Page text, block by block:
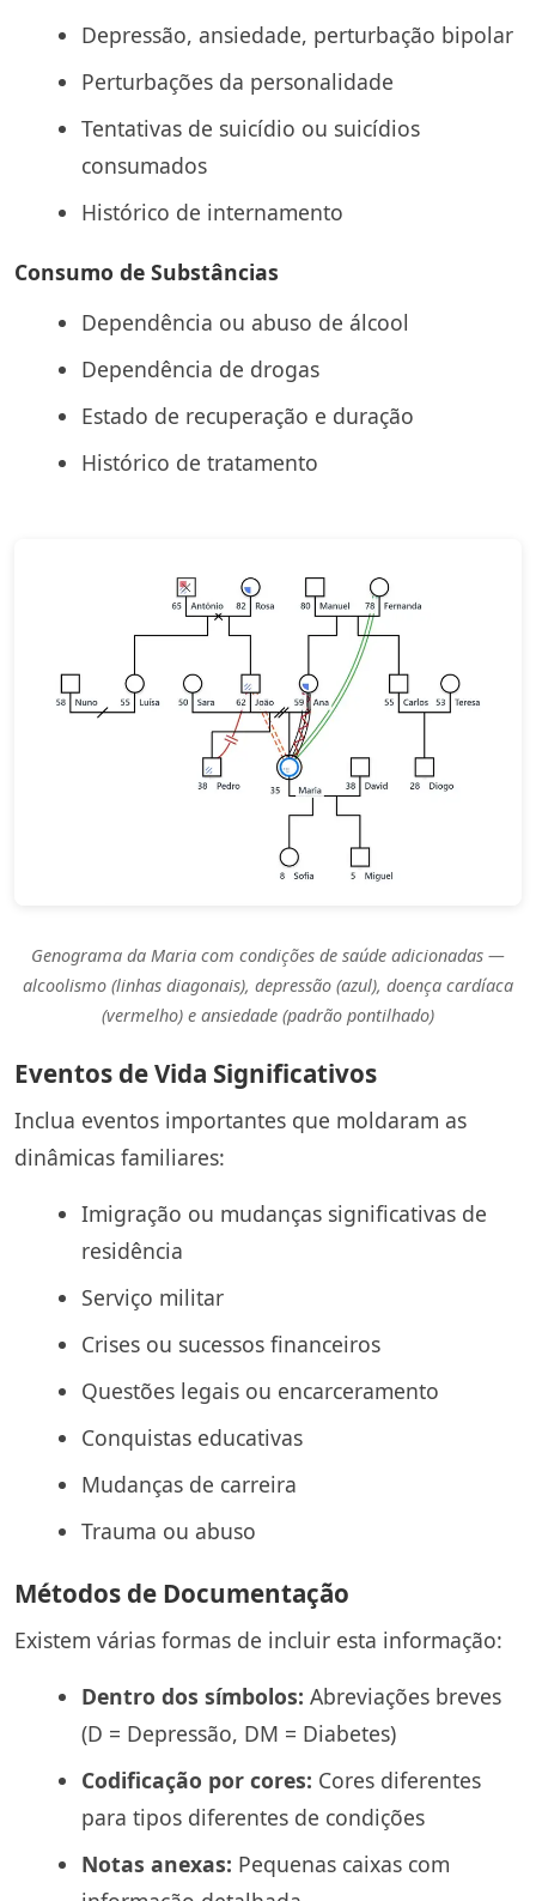
Depressão, ansiedade, perturbação bipolar
Perturbações da personalidade
Tentativas de suicídio ou suicídios
consumados
Histórico de internamento
Consumo de Substâncias
Dependência ou abuso de álcool
Dependência de drogas
Estado de recuperação e duração
Histórico de tratamento
Genograma da Maria com condições de saúde adicionadas —
alcoolismo (linhas diagonais), depressão (azul), doença cardíaca
(vermelho) e ansiedade (padrão pontilhado)
Eventos de Vida Significativos
Inclua eventos importantes que moldaram as
dinâmicas familiares:
Imigração ou mudanças significativas de
residência
Serviço militar
Crises ou sucessos financeiros
Questões legais ou encarceramento
Conquistas educativas
Mudanças de carreira
Trauma ou abuso
Métodos de Documentação
Existem várias formas de incluir esta informação:
Dentro dos símbolos: Abreviações breves
(D = Depressão, DM = Diabetes)
Codificação por cores: Cores diferentes
para tipos diferentes de condições
Notas anexas: Pequenas caixas com